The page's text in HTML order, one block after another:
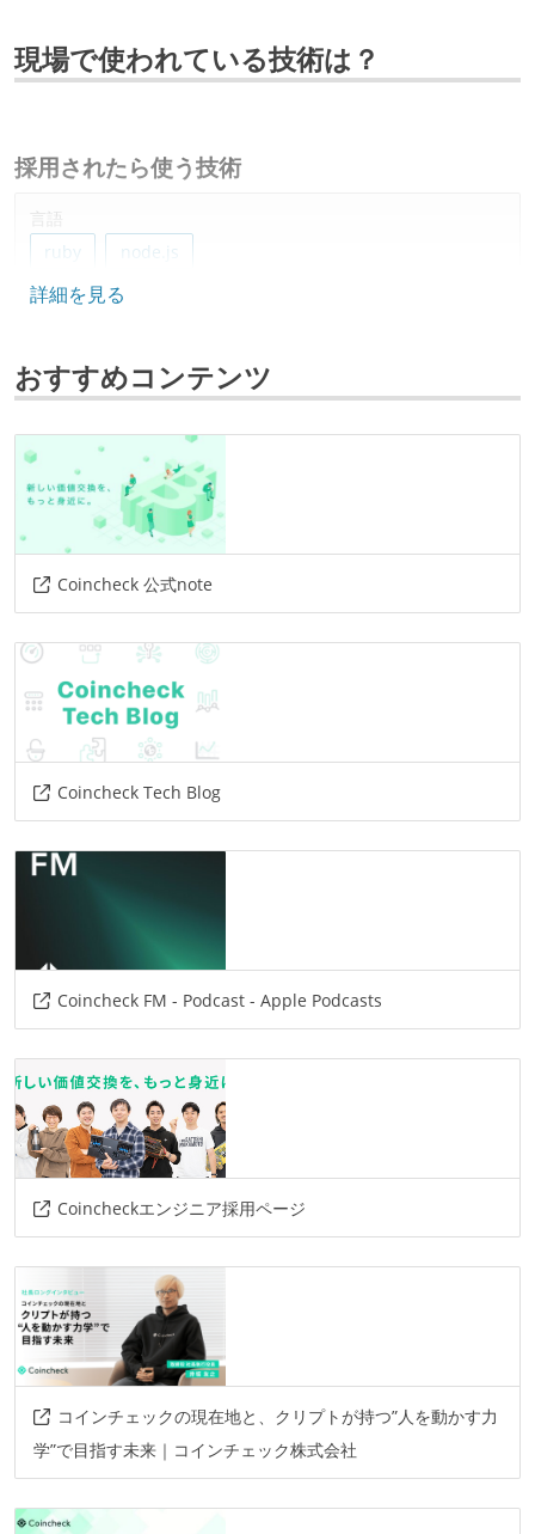
現場で使われている技術は？
採用されたら使う技術
言語
ruby
node.js
フレームワーク
プロジェクト管理
github
情報共有ツール
confluence
その他
aws
aws-cloudformation
amazon-cloudwatch
newrelic
docker
その他、現場で使われている技術
trello
その他
詳細を見る
おすすめコンテンツ
Coincheck 公式note
Coincheck Tech Blog
Coincheck FM - Podcast - Apple Podcasts
Coincheckエンジニア採用ページ
コインチェックの現在地と、クリプトが持つ”人を動かす力
学”で目指す未来｜コインチェック株式会社